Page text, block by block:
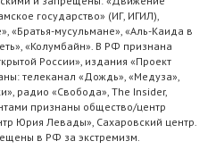
государство» (ИГ, ИГИЛ),
«Братья-мусульмане», «Аль-Каида в
«Колумбайн». В РФ признана
России», издания «Проект
телеканал «Дождь», «Медуза»,
радио «Свобода», The Insider,
признаны общество/центр
Юрия Левады», Сахаровский центр.
в РФ за экстремизм.